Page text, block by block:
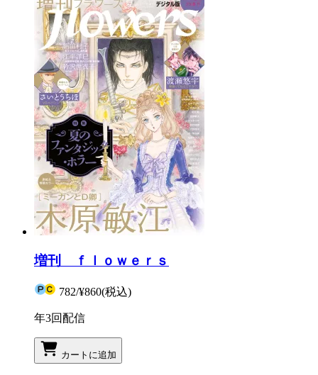
増刊 ｆｌｏｗｅｒｓ
782/¥860(税込)
年3回配信
カートに追加